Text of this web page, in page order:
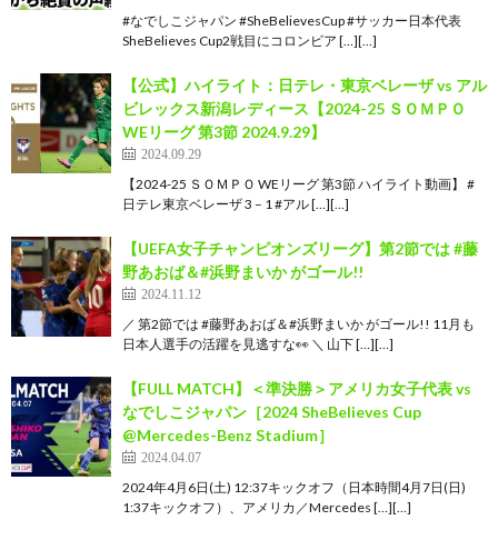
#なでしこジャパン #SheBelievesCup #サッカー日本代表
SheBelieves Cup2戦目にコロンビア […][…]
【公式】ハイライト：日テレ・東京ベレーザ vs アル
ビレックス新潟レディース【2024-25 ＳＯＭＰＯ
WEリーグ 第3節 2024.9.29】
2024.09.29
【2024-25 ＳＯＭＰＯ WEリーグ 第3節 ハイライト動画】 #
日テレ東京ベレーザ 3 – 1 #アル […][…]
【UEFA女子チャンピオンズリーグ】第2節では #藤
野あおば＆#浜野まいか がゴール!!
2024.11.12
／ 第2節では #藤野あおば＆#浜野まいか がゴール!! 11月も
日本人選手の活躍を見逃すな👀 ＼ 山下 […][…]
【FULL MATCH】＜準決勝＞アメリカ女子代表 vs
なでしこジャパン［2024 SheBelieves Cup
@Mercedes-Benz Stadium］
2024.04.07
2024年4月6日(土) 12:37キックオフ（日本時間4月7日(日)
1:37キックオフ）、アメリカ／Mercedes […][…]